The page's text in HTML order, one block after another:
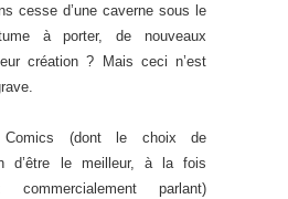
cesse d’une caverne sous le
à porter, de nouveaux
création ? Mais ceci n’est
Comics (dont le choix de
d’être le meilleur, à la fois
commercialement parlant)